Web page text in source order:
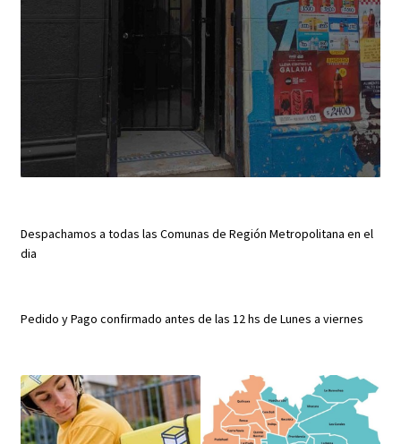
Despachamos a todas las Comunas de Región Metropolitana en el
dia
Pedido y Pago confirmado antes de las 12 hs de Lunes a viernes